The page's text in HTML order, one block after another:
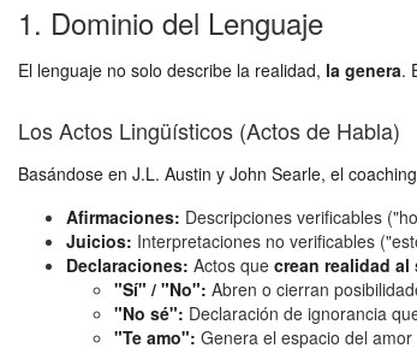
1. Dominio del Lenguaje
El lenguaje no solo describe la realidad, la genera.
Los Actos Lingüísticos (Actos de Habla)
Basándose en J.L. Austin y John Searle, el
Afirmaciones: Descripciones verificables
Juicios: Interpretaciones no verificables
Declaraciones: Actos que crean realidad
"Sí" / "No": Abren o cierran
"No sé": Declaración de ignorancia
"Te amo": Genera el espacio del amor